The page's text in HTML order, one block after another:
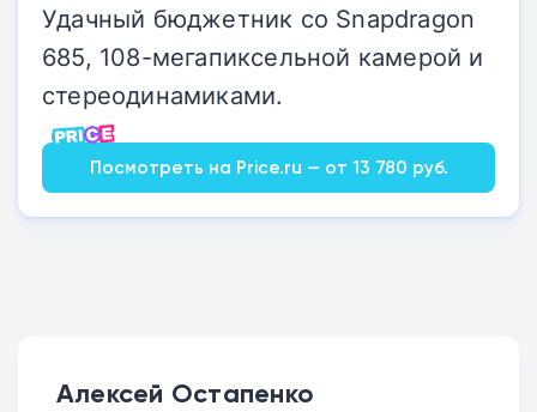
Удачный бюджетник со Snapdragon
685, 108-мегапиксельной камерой и
стереодинамиками.
Посмотреть на Price.ru — от 13 780 руб.
Алексей Остапенко